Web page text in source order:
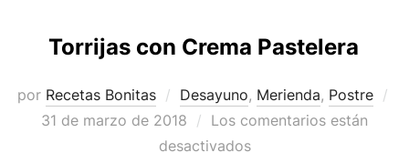
Torrijas con Crema Pastelera
por Recetas Bonitas Desayuno, Merienda, Postre
Publicado
31 de marzo de 2018
Los comentarios están
desactivados